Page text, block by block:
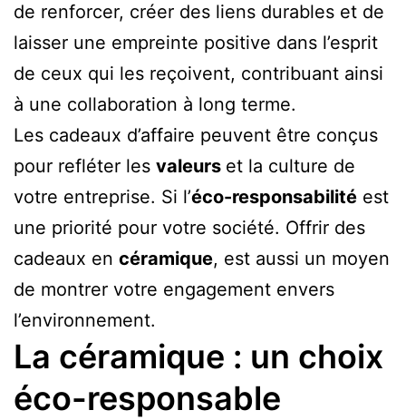
de renforcer, créer des liens durables et de
laisser une empreinte positive dans l’esprit
de ceux qui les reçoivent, contribuant ainsi
à une collaboration à long terme.
Les cadeaux d’affaire peuvent être conçus
pour refléter les valeurs et la culture de
votre entreprise. Si l’éco-responsabilité est
une priorité pour votre société. Offrir des
cadeaux en céramique, est aussi un moyen
de montrer votre engagement envers
l’environnement.
La céramique : un choix
éco-responsable